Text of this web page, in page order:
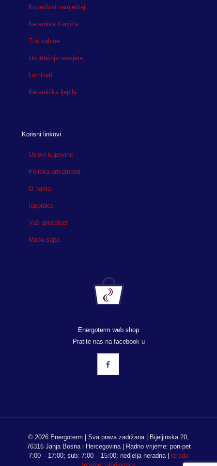
Kupatilski namještaj
Keramika Kanjiža
Tuš kabine
Unutrašnja rasvjeta
Laminati
Keramička ljepila
Korisni linkovi
Uslovi kupovine
Politika privatnosti
O nama
Isporuka
Vaši prijedlozi
Mapa sajta
Energoterm web shop
Pratite nas na facebook-u
© 2026 Energoterm | Sva prava zadržana | Bijeljinska 20,
76316 Janja Bosna i Hercegovina | Radno vrijeme: pon-pet
7:00 – 17:00; sub: 7:00 – 15:00; nedjelja neradna |
Izrada